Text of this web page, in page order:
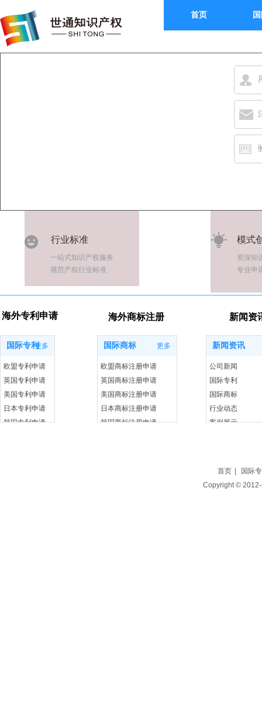
首页
行业标准
一站式知识产权服务
规范产权行业标准
模式
资深知
专业申
国际专利更多
欧盟专利申请
英国专利申请
美国专利申请
日本专利申请
韩国专利申请
国际商标 更多
欧盟商标注册申请
英国商标注册申请
美国商标注册申请
日本商标注册申请
韩国商标注册申请
新闻资讯
公司新闻
国际专利
国际商标
行业动态
案例展示
海外专利申请 海外商标注册 新闻资
首页
国际
Copyright ©